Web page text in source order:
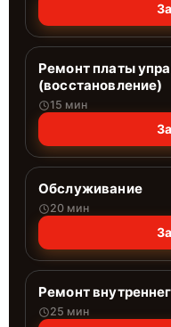
Ремонт платы
(восстановление)
15 мин
Обслуживание
20 мин
Ремонт
25 мин